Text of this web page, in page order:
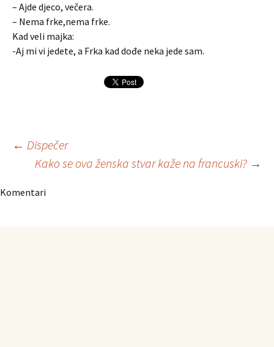
– Ajde djeco, večera.
– Nema frke,nema frke.
Kad veli majka:
-Aj mi vi jedete, a Frka kad dođe neka jede sam.
Navigacija
članaka
← Dispečer
Kako se ova ženska stvar kaže na francuski? →
Komentari